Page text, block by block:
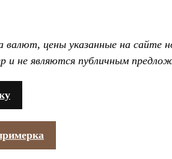
валют, цены указанные на сайте
и не являются публичным